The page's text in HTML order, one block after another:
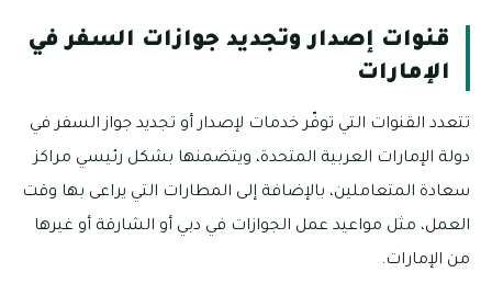
قنوات إصدار وتجديد جوازات السفر في
الإمارات
تتعدد القنوات التي توفّر خدمات لإصدار أو تجديد جواز السفر في
دولة الإمارات العربية المتحدة، ويتضمنها بشكل رئيسي مراكز
سعادة المتعاملين، بالإضافة إلى المطارات التي يراعى بها وقت
العمل، مثل مواعيد عمل الجوازات في دبي أو الشارقة أو غيرها
من الإمارات.